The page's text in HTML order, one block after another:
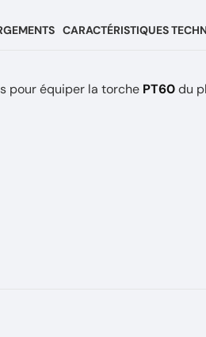
CARACTÉRISTIQUES
pour équiper la torche PT60du